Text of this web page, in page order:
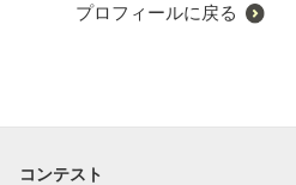
プロフィールに戻る
コンテスト